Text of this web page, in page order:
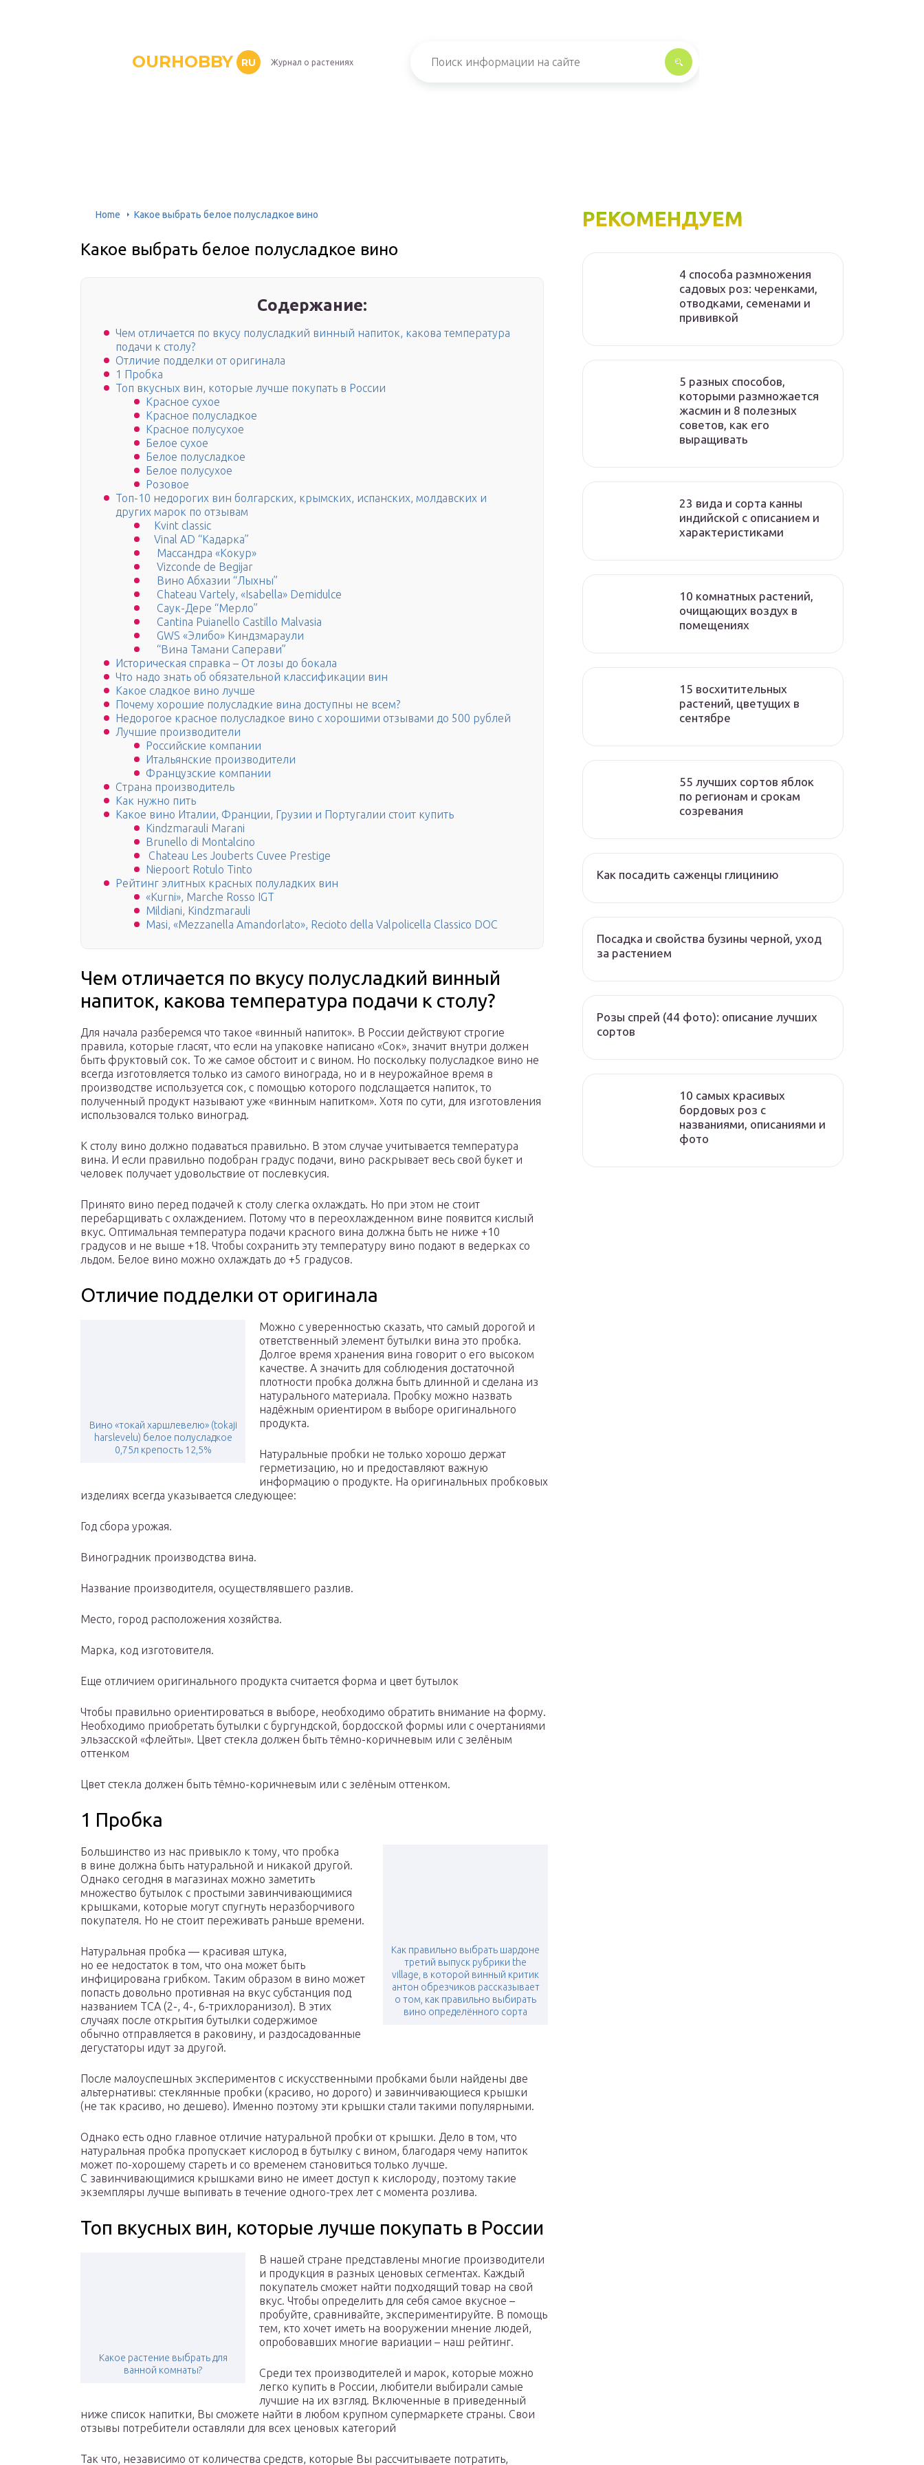
OURHOBBY RU Журнал о растениях
Home Какое выбрать белое полусладкое вино
Какое выбрать белое полусладкое вино
Содержание:
Чем отличается по вкусу полусладкий винный напиток, какова температура
подачи к столу?
Отличие подделки от оригинала
1 Пробка
Топ вкусных вин, которые лучше покупать в России
Красное сухое
Красное полусладкое
Красное полусухое
Белое сухое
Белое полусладкое
Белое полусухое
Розовое
Топ-10 недорогих вин болгарских, крымских, испанских, молдавских и
других марок по отзывам
Kvint classic
Vinal AD “Кадарка”
Массандра «Кокур»
Vizconde de Begijar
Вино Абхазии “Лыхны”
Chateau Vartely, «Isabella» Demidulce
Саук-Дере “Мерло”
Cantina Puianello Castillo Malvasia
GWS «Элибо» Киндзмараули
“Вина Тамани Саперави”
Историческая справка – От лозы до бокала
Что надо знать об обязательной классификации вин
Какое сладкое вино лучше
Почему хорошие полусладкие вина доступны не всем?
Недорогое красное полусладкое вино с хорошими отзывами до 500 рублей
Лучшие производители
Российские компании
Итальянские производители
Французские компании
Страна производитель
Как нужно пить
Какое вино Италии, Франции, Грузии и Португалии стоит купить
Kindzmarauli Marani
Brunello di Montalcino
Chateau Les Jouberts Cuvee Prestige
Niepoort Rotulo Tinto
Рейтинг элитных красных полуладких вин
«Kurni», Marche Rosso IGT
Mildiani, Kindzmarauli
Masi, «Mezzanella Amandorlato», Recioto della Valpolicella Classico DOC
Чем отличается по вкусу полусладкий винный
напиток, какова температура подачи к столу?
Для начала разберемся что такое «винный напиток». В России действуют строгие
правила, которые гласят, что если на упаковке написано «Сок», значит внутри должен
быть фруктовый сок. То же самое обстоит и с вином. Но поскольку полусладкое вино не
всегда изготовляется только из самого винограда, но и в неурожайное время в
производстве используется сок, с помощью которого подслащается напиток, то
полученный продукт называют уже «винным напитком». Хотя по сути, для изготовления
использовался только виноград.
К столу вино должно подаваться правильно. В этом случае учитывается температура
вина. И если правильно подобран градус подачи, вино раскрывает весь свой букет и
человек получает удовольствие от послевкусия.
Принято вино перед подачей к столу слегка охлаждать. Но при этом не стоит
перебарщивать с охлаждением. Потому что в переохлажденном вине появится кислый
вкус. Оптимальная температура подачи красного вина должна быть не ниже +10
градусов и не выше +18. Чтобы сохранить эту температуру вино подают в ведерках со
льдом. Белое вино можно охлаждать до +5 градусов.
Отличие подделки от оригинала
Вино «токай харшлевелю» (tokaji
harslevelu) белое полусладкое
0,75л крепость 12,5%
Можно с уверенностью сказать, что самый дорогой и
ответственный элемент бутылки вина это пробка.
Долгое время хранения вина говорит о его высоком
качестве. А значить для соблюдения достаточной
плотности пробка должна быть длинной и сделана из
натурального материала. Пробку можно назвать
надёжным ориентиром в выборе оригинального
продукта.
Натуральные пробки не только хорошо держат
герметизацию, но и предоставляют важную
информацию о продукте. На оригинальных пробковых
изделиях всегда указывается следующее:
Год сбора урожая.
Виноградник производства вина.
Название производителя, осуществлявшего разлив.
Место, город расположения хозяйства.
Марка, код изготовителя.
Еще отличием оригинального продукта считается форма и цвет бутылок
Чтобы правильно ориентироваться в выборе, необходимо обратить внимание на форму.
Необходимо приобретать бутылки с бургундской, бордосской формы или с очертаниями
эльзасской «флейты». Цвет стекла должен быть тёмно-коричневым или с зелёным
оттенком
Цвет стекла должен быть тёмно-коричневым или с зелёным оттенком.
1 Пробка
Как правильно выбрать шардоне
третий выпуск рубрики the
village, в которой винный критик
антон обрезчиков рассказывает
о том, как правильно выбирать
вино определённого сорта
Большинство из нас привыкло к тому, что пробка
в вине должна быть натуральной и никакой другой.
Однако сегодня в магазинах можно заметить
множество бутылок с простыми завинчивающимися
крышками, которые могут спугнуть неразборчивого
покупателя. Но не стоит переживать раньше времени.
Натуральная пробка — красивая штука,
но ее недостаток в том, что она может быть
инфицирована грибком. Таким образом в вино может
попасть довольно противная на вкус субстанция под
названием TCA (2-, 4-, 6-трихлоранизол). В этих
случаях после открытия бутылки содержимое
обычно отправляется в раковину, и раздосадованные
дегустаторы идут за другой.
После малоуспешных экспериментов с искусственными пробками были найдены две
альтернативы: стеклянные пробки (красиво, но дорого) и завинчивающиеся крышки
(не так красиво, но дешево). Именно поэтому эти крышки стали такими популярными.
Однако есть одно главное отличие натуральной пробки от крышки. Дело в том, что
натуральная пробка пропускает кислород в бутылку с вином, благодаря чему напиток
может по-хорошему стареть и со временем становиться только лучше.
С завинчивающимися крышками вино не имеет доступ к кислороду, поэтому такие
экземпляры лучше выпивать в течение одного-трех лет с момента розлива.
Топ вкусных вин, которые лучше покупать в России
Какое растение выбрать для
ванной комнаты?
В нашей стране представлены многие производители
и продукция в разных ценовых сегментах. Каждый
покупатель сможет найти подходящий товар на свой
вкус. Чтобы определить для себя самое вкусное –
пробуйте, сравнивайте, экспериментируйте. В помощь
тем, кто хочет иметь на вооружении мнение людей,
опробовавших многие вариации – наш рейтинг.
Среди тех производителей и марок, которые можно
легко купить в России, любители выбирали самые
лучшие на их взгляд. Включенные в приведенный
ниже список напитки, Вы сможете найти в любом крупном супермаркете страны. Свои
отзывы потребители оставляли для всех ценовых категорий
Так что, независимо от количества средств, которые Вы рассчитываете потратить,
РЕКОМЕНДУЕМ
4 способа размножения
садовых роз: черенками,
отводками, семенами и
прививкой
5 разных способов,
которыми размножается
жасмин и 8 полезных
советов, как его
выращивать
23 вида и сорта канны
индийской с описанием и
характеристиками
10 комнатных растений,
очищающих воздух в
помещениях
15 восхитительных
растений, цветущих в
сентябре
55 лучших сортов яблок
по регионам и срокам
созревания
Как посадить саженцы глицинию
Посадка и свойства бузины черной, уход
за растением
Розы спрей (44 фото): описание лучших
сортов
10 самых красивых
бордовых роз с
названиями, описаниями и
фото